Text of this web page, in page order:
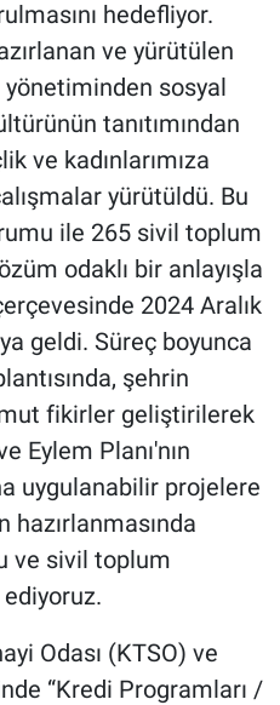
hedefliyor.
ve yürütülen
sosyal
tanıtımından
ve kadınlarımıza
yürütüldü. Bu
ile 265 sivil toplum
odaklı bir anlayışla
2024 Aralık
geldi. Süreç boyunca
şehrin
fikirler geliştirilerek
Eylem Planı'nın
uygulanabilir projelere
ve sivil toplum
Odası (KTSO) ve
“Kredi Programları /